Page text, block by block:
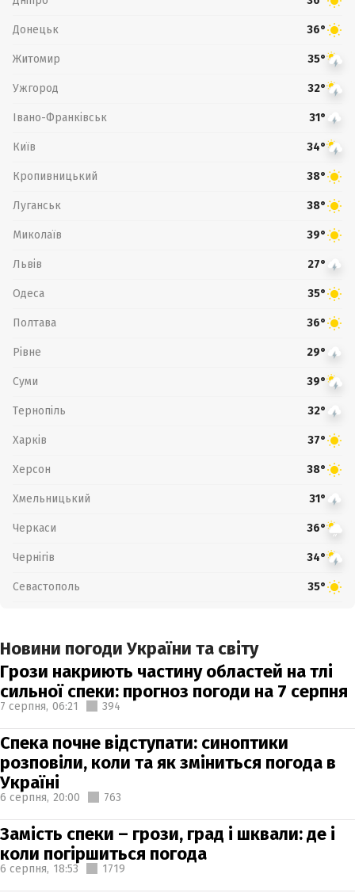
Донецьк 36°
Житомир 35°
Ужгород 32°
Івано-Франківськ 31°
Київ 34°
Кропивницький 38°
Луганськ 38°
Миколаїв 39°
Львів 27°
Одеса 35°
Полтава 36°
Рівне 29°
Суми 39°
Тернопіль 32°
Харків 37°
Херсон 38°
Хмельницький 31°
Черкаси 36°
Чернігів 34°
Севастополь 35°
Новини погоди України та світу
Грози накриють частину областей на тлі
сильної спеки: прогноз погоди на 7 серпня
7 серпня, 06:21 394
Спека почне відступати: синоптики
розповіли, коли та як зміниться погода в
Україні
6 серпня, 20:00 763
Замість спеки – грози, град і шквали: де і
коли погіршиться погода
6 серпня, 18:53 1719